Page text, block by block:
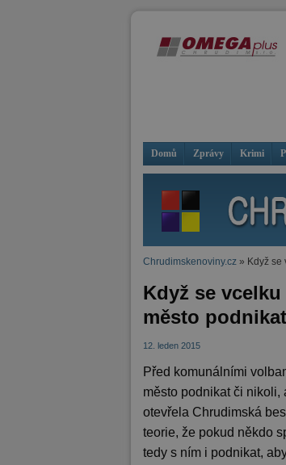
Domů Zprávy Krimi
Chrudimskenoviny.cz » Když se
Když se
město podnikat
12. leden 2015
Před komunálními
město podnikat či nikoli,
otevřela Chrudimská
teorie, že pokud někdo
tedy s ním i podnikat,